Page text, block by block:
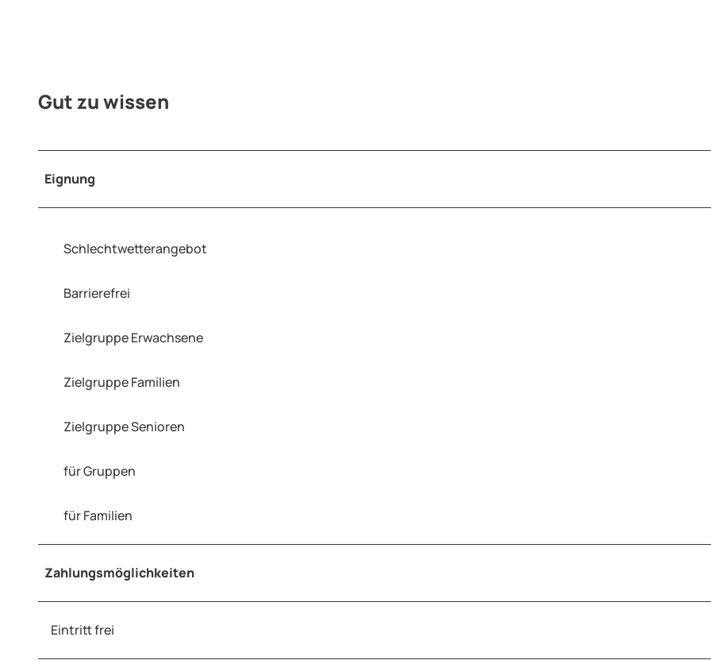
Gut zu wissen
Eignung
Schlechtwetterangebot
Barrierefrei
Zielgruppe Erwachsene
Zielgruppe Familien
Zielgruppe Senioren
für Gruppen
für Familien
Zahlungsmöglichkeiten
Eintritt frei